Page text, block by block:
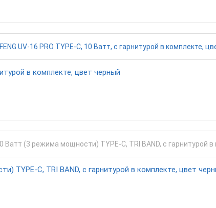
в комплекте, цвет черный
TYPE-C, TRI BAND, с гарнитурой в комплекте, цвет